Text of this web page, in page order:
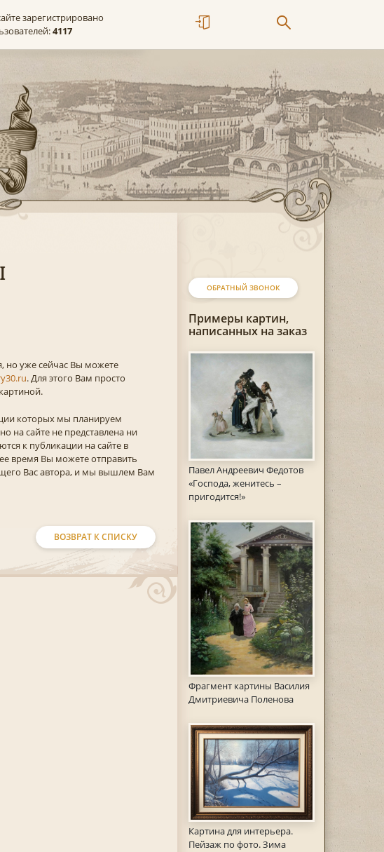
зарегистрировано
4117
ОБРАТНЫЙ ЗВОНОК
Примеры картин,
написанных на заказ
Павел Андреевич Федотов
«Господа, женитесь –
пригодится!»
Фрагмент картины Василия
Дмитриевича Поленова
Картина для интерьера.
Пейзаж по фото. Зима
но уже сейчас Вы можете
. Для этого Вам просто
которых мы планируем
на сайте не представлена ни
к публикации на сайте в
время Вы можете отправить
Вас автора, и мы вышлем Вам
ВОЗВРАТ К СПИСКУ